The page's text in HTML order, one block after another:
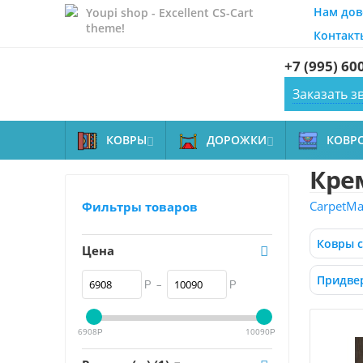
Youpi shop - Excellent CS-Cart
theme!
Нам
+7 (995)
Заказать
КОВРЫ ДОРОЖКИ
Фильтры товаров
Цена
Р – Р
6908Р 10090Р
Ковры